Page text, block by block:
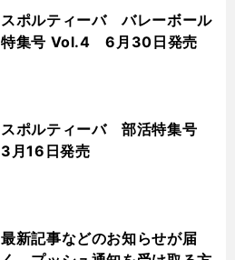
スポルティーバ バレーボール
特集号 Vol.4 6月30日発売
スポルティーバ 部活特集号
3月16日発売
最新記事などのお知らせが届